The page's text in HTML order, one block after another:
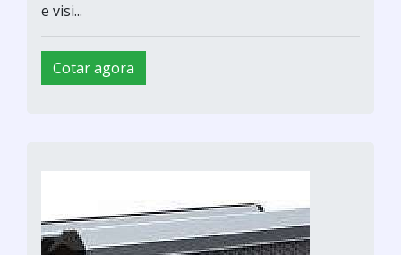
e visi...
Cotar agora